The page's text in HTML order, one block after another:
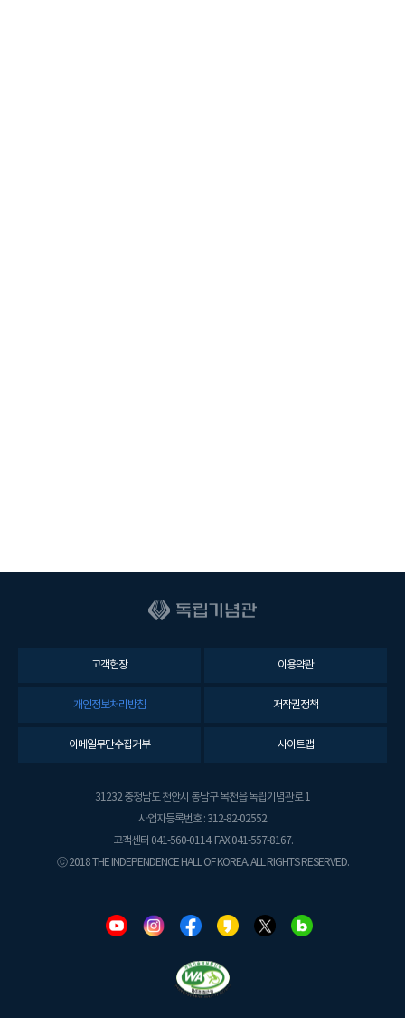
고객헌장 이용약관
개인정보처리방침 저작권정책
이메일무단수집거부 사이트맵
31232 충청남도 천안시 동남구 목천읍 독립기념관로 1
사업자등록번호 : 312-82-02552
고객센터 041-560-0114. FAX 041-557-8167.
ⓒ 2018 THE INDEPENDENCE HALL OF KOREA. ALL RIGHTS RESERVED.